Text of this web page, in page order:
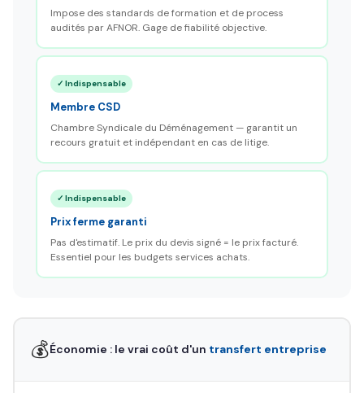
Impose des standards de formation et de process
audités par AFNOR. Gage de fiabilité objective.
✓ Indispensable
Membre CSD
Chambre Syndicale du Déménagement — garantit un
recours gratuit et indépendant en cas de litige.
✓ Indispensable
Prix ferme garanti
Pas d'estimatif. Le prix du devis signé = le prix facturé.
Essentiel pour les budgets services achats.
💰Économie : le vrai coût d'un transfert entreprise